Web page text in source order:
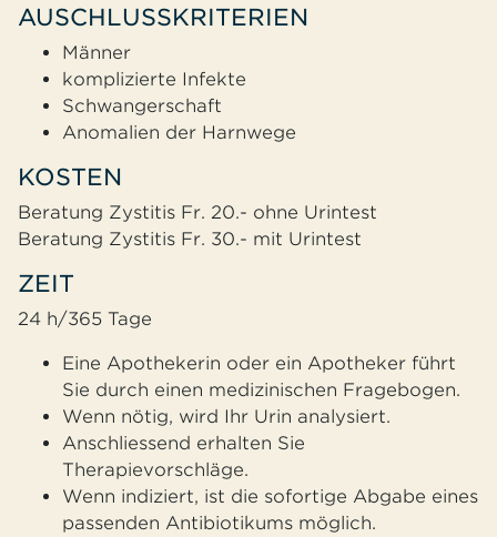
AUSCHLUSSKRITERIEN
Männer
komplizierte Infekte
Schwangerschaft
Anomalien der Harnwege
KOSTEN
Beratung Zystitis Fr. 20.- ohne Urintest
Beratung Zystitis Fr. 30.- mit Urintest
ZEIT
24 h/365 Tage
Eine Apothekerin oder ein Apotheker führt
Sie durch einen medizinischen Fragebogen.
Wenn nötig, wird Ihr Urin analysiert.
Anschliessend erhalten Sie
Therapievorschläge.
Wenn indiziert, ist die sofortige Abgabe eines
passenden Antibiotikums möglich.